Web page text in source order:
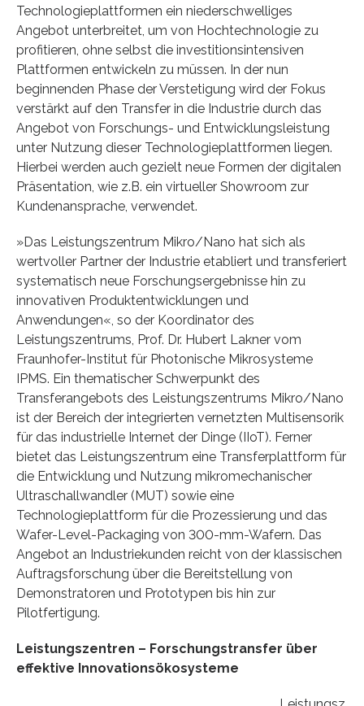
Technologieplattformen ein niederschwelliges
Angebot unterbreitet, um von Hochtechnologie zu
profitieren, ohne selbst die investitionsintensiven
Plattformen entwickeln zu müssen. In der nun
beginnenden Phase der Verstetigung wird der Fokus
verstärkt auf den Transfer in die Industrie durch das
Angebot von Forschungs- und Entwicklungsleistung
unter Nutzung dieser Technologieplattformen liegen.
Hierbei werden auch gezielt neue Formen der digitalen
Präsentation, wie z.B. ein virtueller Showroom zur
Kundenansprache, verwendet.
»Das Leistungszentrum Mikro/Nano hat sich als
wertvoller Partner der Industrie etabliert und transferiert
systematisch neue Forschungsergebnisse hin zu
innovativen Produktentwicklungen und
Anwendungen«, so der Koordinator des
Leistungszentrums, Prof. Dr. Hubert Lakner vom
Fraunhofer-Institut für Photonische Mikrosysteme
IPMS. Ein thematischer Schwerpunkt des
Transferangebots des Leistungszentrums Mikro/Nano
ist der Bereich der integrierten vernetzten Multisensorik
für das industrielle Internet der Dinge (IIoT). Ferner
bietet das Leistungszentrum eine Transferplattform für
die Entwicklung und Nutzung mikromechanischer
Ultraschallwandler (MUT) sowie eine
Technologieplattform für die Prozessierung und das
Wafer-Level-Packaging von 300-mm-Wafern. Das
Angebot an Industriekunden reicht von der klassischen
Auftragsforschung über die Bereitstellung von
Demonstratoren und Prototypen bis hin zur
Pilotfertigung.
Leistungszentren – Forschungstransfer über
effektive Innovationsökosysteme